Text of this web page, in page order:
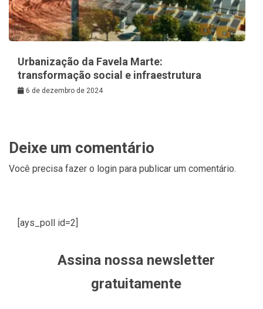
Urbanização da Favela Marte:
transformação social e infraestrutura
6 de dezembro de 2024
Deixe um comentário
Você precisa fazer o login para publicar um comentário.
[ays_poll id=2]
Assina nossa newsletter
gratuitamente